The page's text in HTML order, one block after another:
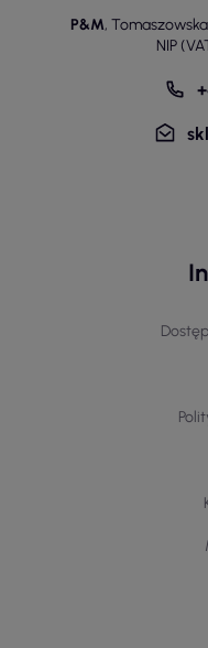
P&M,
NIP